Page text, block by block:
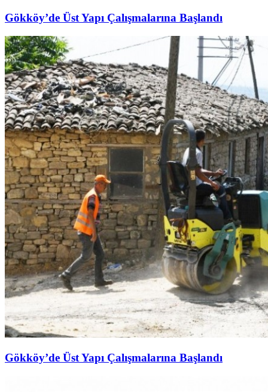
Gökköy’de Üst Yapı Çalışmalarına Başlandı
Gökköy’de Üst Yapı Çalışmalarına Başlandı